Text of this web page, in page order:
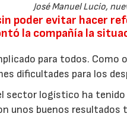
José Manuel Lucio,
poder evitar hacer
la compañía la
para todos.
dificultades para los
sector logístico ha
unos buenos